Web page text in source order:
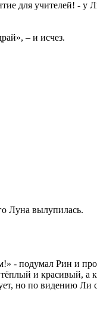
для учителей! - у
– и исчез.
Луна вылупилась.
- подумал Рин и
и красивый, а
но по видению Ли